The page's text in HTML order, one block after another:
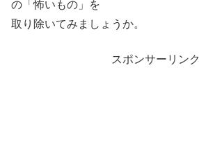
の「怖いもの」を
取り除いてみましょうか。
スポンサーリンク